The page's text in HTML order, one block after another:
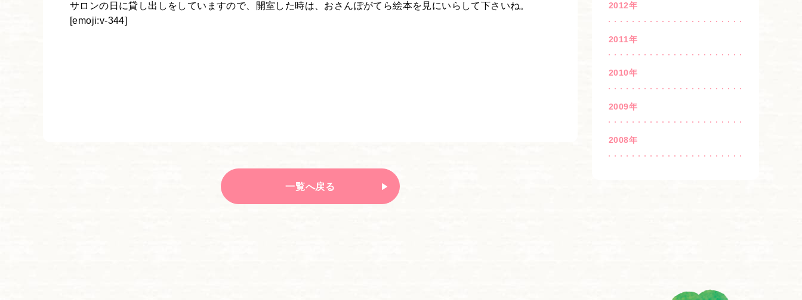
サロンの日に貸し出しをしていますので、開室した時は、おさんぽがてら絵本を見にいらして下さいね。
[emoji:v-344]
一覧へ戻る
2012年
2011年
2010年
2009年
2008年